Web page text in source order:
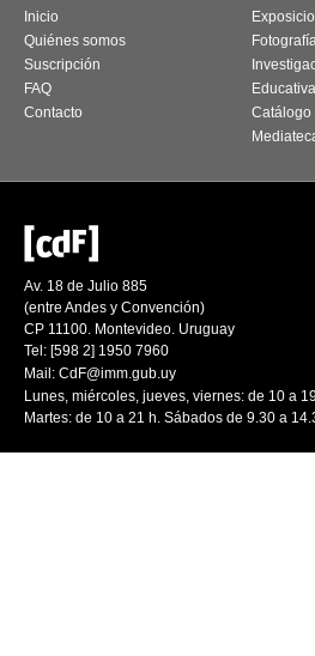
Inicio
Quiénes somos
Suscripción
FAQ
Contacto
Educativa
Catálogo
Av. 18 de Julio 885
(entre Andes y Convención)
CP 11100. Montevideo. Uruguay
Tel: [598 2] 1950 7960
Mail: CdF@imm.gub.uy
Lunes, miércoles, jueves, viernes: de 10 a
Martes: de 10 a 21 h. Sábados de 9.30 a